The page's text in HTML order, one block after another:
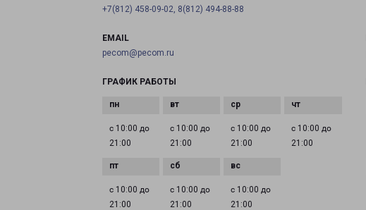
+7(812) 458-09-02, 8(812) 494-88-88
EMAIL
pecom@pecom.ru
ГРАФИК РАБОТЫ
с 10:00 до
21:00
с 10:00 до
21:00
с 10:00 до
21:00
с 10:00 до
21:00
с 10:00 до
21:00
с 10:00 до
21:00
с 10:00 до
21:00